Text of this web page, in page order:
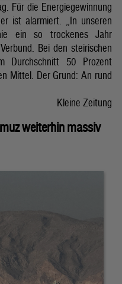
Für die Energiegewinnung
ist alarmiert. „In unseren
ein so trockenes Jahr
Bei den steirischen
Durchschnitt 50 Prozent
Mittel. Der Grund: An rund
Kleine Zeitung
weiterhin massiv